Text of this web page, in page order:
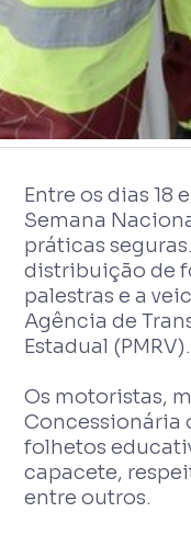
Entre os dias 18
Semana
práticas
distribuição de
palestras e a
Agência de
Estadual
Os motoristas,
Concessionária
folhetos
capacete,
entre outros.